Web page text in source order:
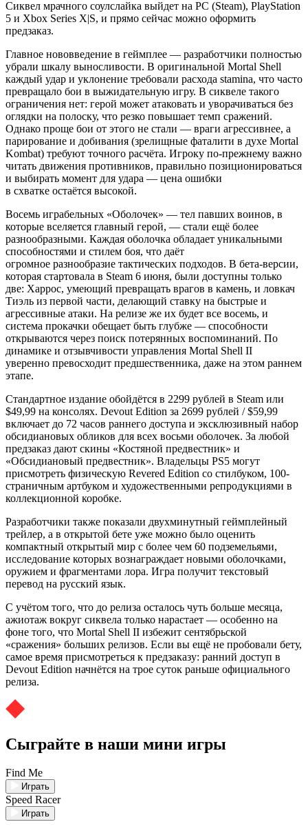
Сиквел мрачного соулслайка выйдет на PC (Steam), PlayStation
5 и Xbox Series X|S, и прямо сейчас можно оформить
предзаказ.
Главное нововведение в геймплее — разработчики полностью
убрали шкалу выносливости. В оригинальной Mortal Shell
каждый удар и уклонение требовали расхода stamina, что часто
превращало бои в выжидательную игру. В сиквеле такого
ограничения нет: герой может атаковать и уворачиваться без
оглядки на полоску, что резко повышает темп сражений.
Однако проще бои от этого не стали — враги агрессивнее, а
парирование и добивания (зрелищные фаталити в духе Mortal
Kombat) требуют точного расчёта. Игроку по-прежнему важно
читать движения противников, правильно позиционироваться
и выбирать момент для удара — цена ошибки
в схватке остаётся высокой.
Восемь играбельных «Оболочек» — тел павших воинов, в
которые вселяется главный герой, — стали ещё более
разнообразными. Каждая оболочка обладает уникальными
способностями и стилем боя, что даёт
огромное разнообразие тактических подходов. В бета-версии,
которая стартовала в Steam 6 июня, были доступны только
две: Харрос, умеющий превращать врагов в камень, и ловкач
Тиэль из первой части, делающий ставку на быстрые и
агрессивные атаки. На релизе же их будет все восемь, и
система прокачки обещает быть глубже — способности
открываются через поиск потерянных воспоминаний. По
динамике и отзывчивости управления Mortal Shell II
уверенно превосходит предшественника, даже на этом раннем
этапе.
Стандартное издание обойдётся в 2299 рублей в Steam или
$49,99 на консолях. Devout Edition за 2699 рублей / $59,99
включает до 72 часов раннего доступа и эксклюзивный набор
обсидиановых обликов для всех восьми оболочек. За любой
предзаказ дают скины «Костяной предвестник» и
«Обсидиановый предвестник». Владельцы PS5 могут
присмотреть физическую Revered Edition со стилбуком, 100-
страничным артбуком и художественными репродукциями в
коллекционной коробке.
Разработчики также показали двухминутный геймплейный
трейлер, а в открытой бете уже можно было оценить
компактный открытый мир с более чем 60 подземельями,
исследование которых вознаграждает новыми оболочками,
оружием и фрагментами лора. Игра получит текстовый
перевод на русский язык.
С учётом того, что до релиза осталось чуть больше месяца,
ажиотаж вокруг сиквела только нарастает — особенно на
фоне того, что Mortal Shell II избежит сентябрьской
«сражения» больших релизов. Если вы ещё не пробовали бету,
самое время присмотреться к предзаказу: ранний доступ в
Devout Edition начнётся на трое суток раньше официального
релиза.
Сыграйте в наши мини игры
Find Me
Играть
Speed Racer
Играть